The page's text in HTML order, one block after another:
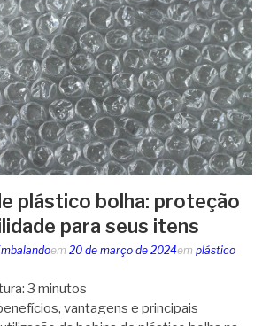
plástico bolha: proteção
para seus itens
em 20 de março de 2024em plástico
3 minutos
vantagens e principais